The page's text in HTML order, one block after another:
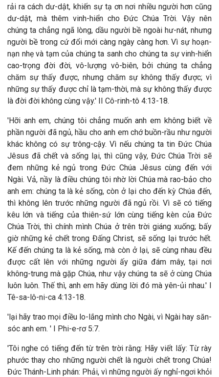
rải ra cách dư-dật, khiến sự tạ ơn nơi nhiều người hơn cũng
dư-dật, mà thêm vinh-hiển cho Đức Chúa Trời. Vậy nên
chúng ta chẳng ngã lòng, dầu người bề ngoài hư-nát, nhưng
người bề trong cứ đổi mới càng ngày càng hơn. Vì sự hoạn-
nạn nhẹ và tạm của chúng ta sanh cho chúng ta sự vinh-hiển
cao-trọng đời đời, vô-lượng vô-biên, bởi chúng ta chẳng
chăm sự thấy được, nhưng chăm sự không thấy được; vì
những sự thấy được chỉ là tạm-thời, mà sự không thấy được
là đời đời không cùng vậy.' II Cô-rinh-tô 4:13-18.
'Hỡi anh em, chúng tôi chẳng muốn anh em không biết về
phần người đã ngủ, hầu cho anh em chớ buồn-rầu như người
khác không có sự trông-cậy. Vì nếu chúng ta tin Đức Chúa
Jêsus đã chết và sống lại, thì cũng vậy, Đức Chúa Trời sẽ
đem những kẻ ngủ trong Đức Chúa Jêsus cùng đến với
Ngài. Vả, nầy là điều chúng tôi nhờ lời Chúa mà rao-bảo cho
anh em: chúng ta là kẻ sống, còn ở lại cho đến kỳ Chúa đến,
thì không lên trước những người đã ngủ rồi. Vì sẽ có tiếng
kêu lớn và tiếng của thiên-sứ lớn cùng tiếng kèn của Đức
Chúa Trời, thì chính mình Chúa ở trên trời giáng xuống; bấy
giờ những kẻ chết trong Đấng Christ, sẽ sống lại trước hết.
Kế đến chúng ta là kẻ sống, mà còn ở lại, sẽ cùng nhau đều
được cất lên với những người ấy giữa đám mây, tại nơi
không-trung mà gặp Chúa, như vậy chúng ta sẽ ở cùng Chúa
luôn luôn. Thế thì, anh em hãy dùng lời đó mà yên-ủi nhau.' I
Tê-sa-lô-ni-ca 4:13-18.
'lại hãy trao mọi điều lo-lắng mình cho Ngài, vì Ngài hay săn-
sóc anh em. ' I Phi-e-rơ 5:7.
'Tôi nghe có tiếng đến từ trên trời rằng: Hãy viết lấy: Từ rày
phước thay cho những người chết là người chết trong Chúa!
Đức Thánh-Linh phán: Phải, vì những người ấy nghỉ-ngơi khỏi